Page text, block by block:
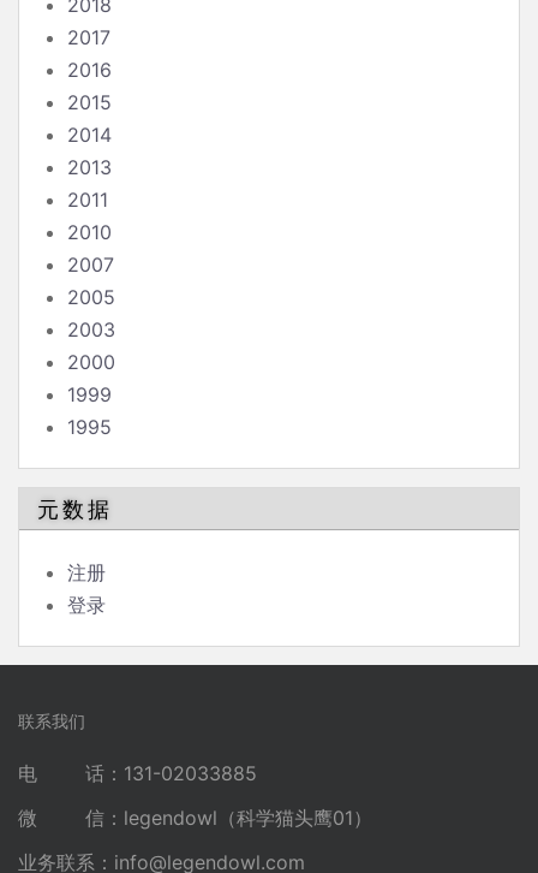
2018
2017
2016
2015
2014
2013
2011
2010
2007
2005
2003
2000
1999
1995
元数据
注册
登录
联系我们
电 话：131-02033885
微 信：legendowl（科学猫头鹰01）
业务联系： info@legendowl.com